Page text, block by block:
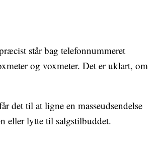
står bag telefonnummeret
og voxmeter. Det er uklart, om
det til at ligne en masseudsendelse
eller lytte til salgstilbuddet.